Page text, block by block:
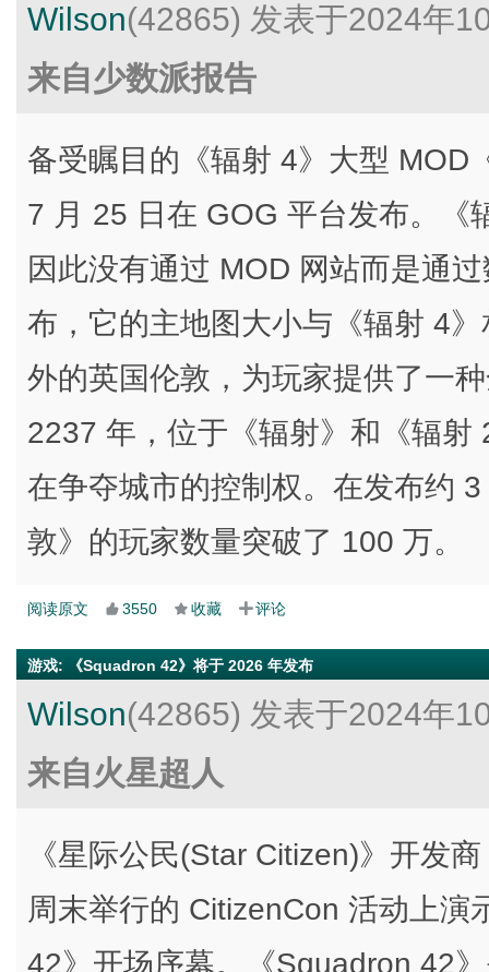
Wilson(42865) 发表于2024年
来自少数派报告
备受瞩目的《辐射 4》大型 MOD
7 月 25 日在 GOG 平台发布。《
因此没有通过 MOD 网站而是通
布，它的主地图大小与《辐射 4
外的英国伦敦，为玩家提供了一
2237 年，位于《辐射》和《辐
在争夺城市的控制权。在发布约
敦》的玩家数量突破了 100 万。
阅读原文 3550 收藏 评论
游戏: 《Squadron 42》将于 2026 年发布
Wilson(42865) 发表于2024年
来自火星超人
《星际公民(Star Citizen)》开发
周末举行的 CitizenCon 活动上
42》开场序幕。《Squadron 42